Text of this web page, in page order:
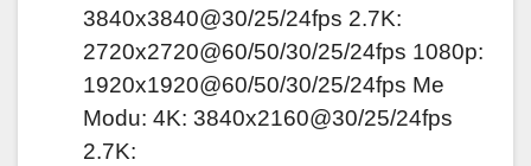
3840x3840@30/25/24fps 2.7K:
2720x2720@60/50/30/25/24fps 1080p:
1920x1920@60/50/30/25/24fps Me
Modu: 4K: 3840x2160@30/25/24fps
2.7K: